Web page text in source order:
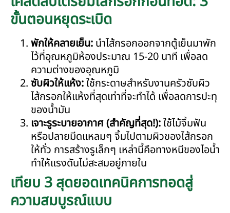
ขั้นตอนหยุดระเบิด
พักให้คลายเย็น: นำไส้กรอกออกจากตู้เย็นมาพัก
ไว้ที่อุณหภูมิห้องประมาณ 15-20 นาที เพื่อลด
ความต่างของอุณหภูมิ
ซับผิวให้แห้ง:ใช้กระดาษสำหรับงานครัวซับผิว
ไส้กรอกให้แห้งที่สุดเท่าที่จะทำได้ เพื่อลดการปะทุ
ของน้ำมัน
เจาะรูระบายอากาศ (สำคัญที่สุด!):ใช้ไม้จิ้มฟัน
หรือปลายมีดแหลมๆ จิ้มไปตามผิวของไส้กรอก
ให้ทั่ว การสร้างรูเล็กๆ เหล่านี้คือทางหนีของไอน้ำ
ทำให้แรงดันไม่สะสมอยู่ภายใน
เทียบ 3 สุดยอดเทคนิคการทอดสู่
ความสมบูรณ์แบบ